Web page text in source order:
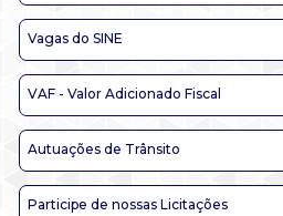
Vagas do SINE
VAF - Valor Adicionado Fiscal
Autuações de Trânsito
Participe de nossas Licitações